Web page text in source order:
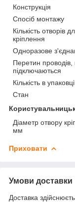
Конструкція
Спосіб монтажу
Кількість отворів
кріплення
Одноразове
Перетин
підключаються
Кількість в упаковці
Стан
Діаметр отвору
мм
Приховати
Умови доставки
Доставка